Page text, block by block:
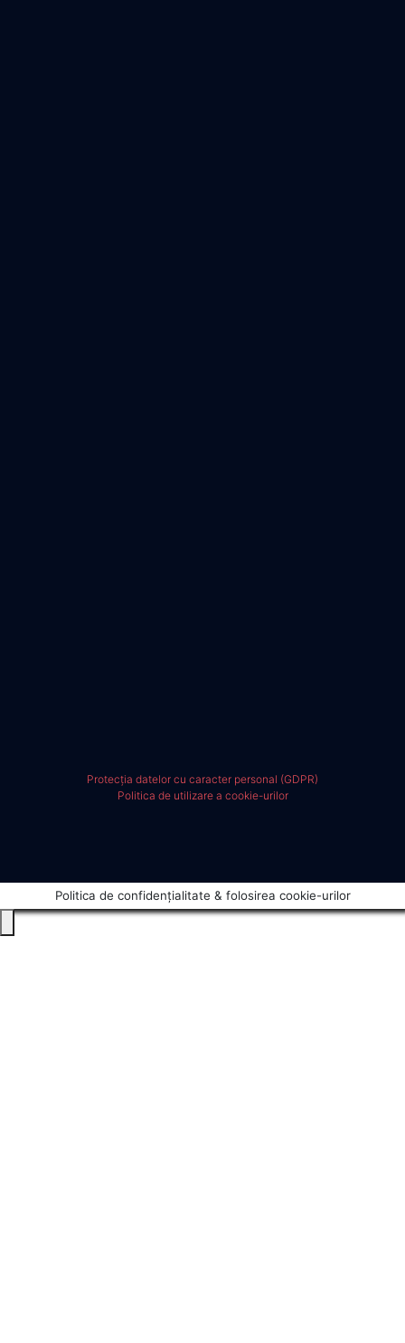
Protecția datelor cu caracter personal (GDPR)
Politica de utilizare a cookie-urilor
Politica de confidențialitate & folosirea cookie-urilor